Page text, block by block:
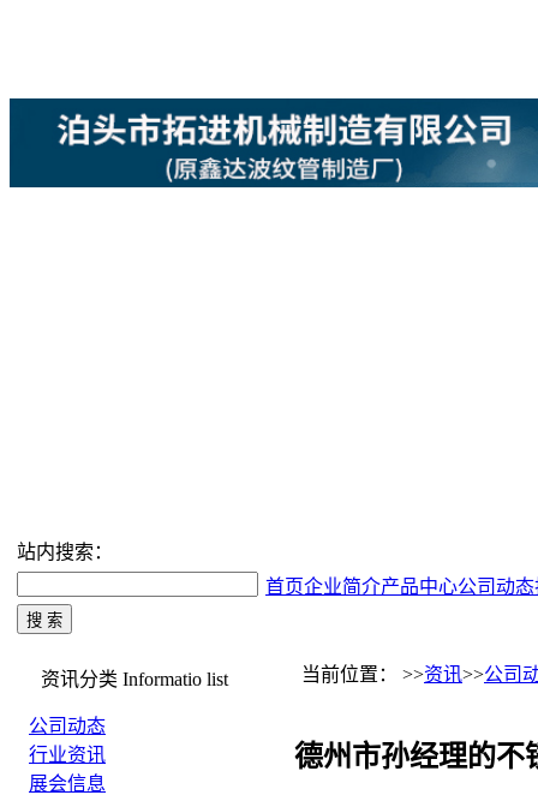
站内搜索：
首页企业简介产品中心公司动态
资讯分类 Informatio list
公司动态
行业资讯
展会信息
当前位置： >>资讯>>公司
德州市孙经理的不